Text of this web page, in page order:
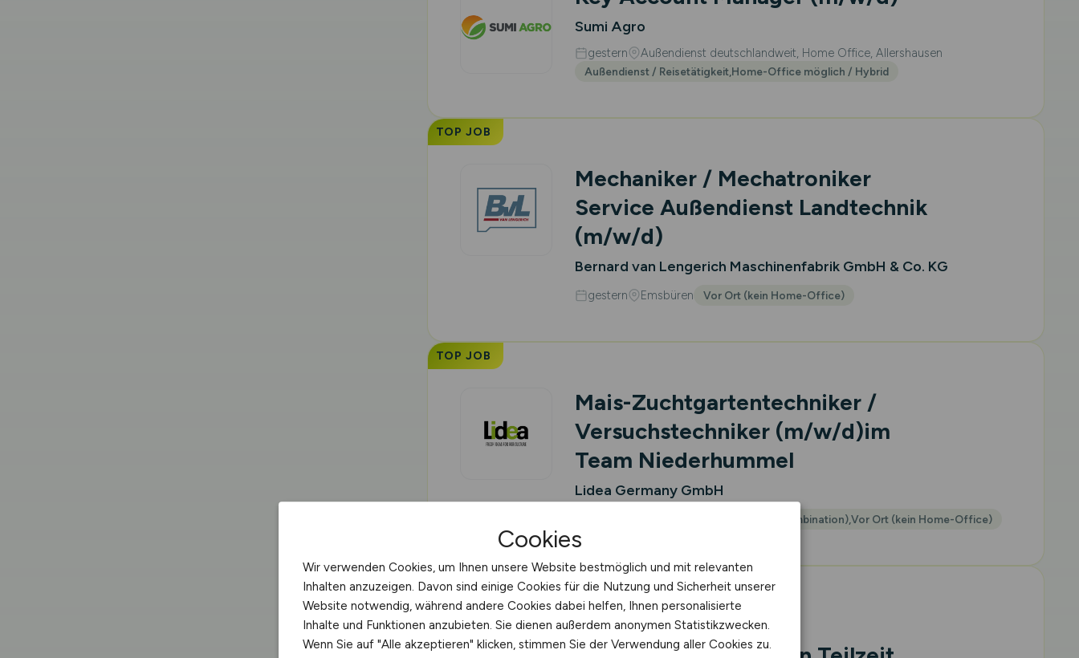
Sumi Agro
gestern Außendienst deutschlandweit, Home Office, Allershausen
Außendienst / Reisetätigkeit,Home-Office möglich / Hybrid
TOP JOB
Mechaniker / Mechatroniker
Service Außendienst Landtechnik
(m/w/d)
Bernard van Lengerich Maschinenfabrik GmbH & Co. KG
gestern Emsbüren Vor Ort (kein Home-Office)
TOP JOB
Mais-Zuchtgartentechniker /
Versuchstechniker (m/w/d)im
Team Niederhummel
Lidea Germany GmbH
Feld & Büro (Kombination),Vor Ort (kein Home-Office)
Mitarbeiter(m/w/d)
Cookies
Wir verwenden Cookies, um Ihnen unsere Website bestmöglich und mit relevanten
Inhalten anzuzeigen. Davon sind einige Cookies für die Nutzung und Sicherheit unserer
Website notwendig, während andere Cookies dabei helfen, Ihnen personalisierte
Inhalte und Funktionen anzubieten. Sie dienen außerdem anonymen Statistikzwecken.
Wenn Sie auf "Alle akzeptieren" klicken, stimmen Sie der Verwendung aller Cookies zu.